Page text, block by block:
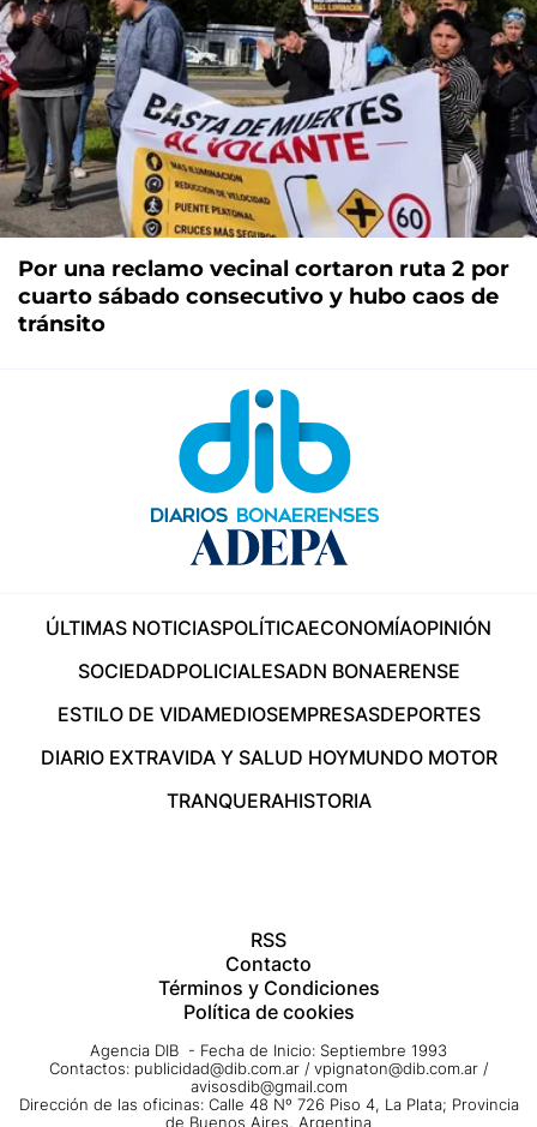
Por una reclamo vecinal cortaron ruta 2 por
cuarto sábado consecutivo y hubo caos de
tránsito
ÚLTIMAS NOTICIASPOLÍTICAECONOMÍAOPINIÓN
SOCIEDADPOLICIALESADN BONAERENSE
ESTILO DE VIDAMEDIOSEMPRESASDEPORTES
DIARIO EXTRAVIDA Y SALUD HOYMUNDO MOTOR
TRANQUERAHISTORIA
RSS
Contacto
Términos y Condiciones
Política de cookies
Agencia DIB - Fecha de Inicio: Septiembre 1993
Contactos: publicidad@dib.com.ar / vpignaton@dib.com.ar /
avisosdib@gmail.com
Dirección de las oficinas: Calle 48 Nº 726 Piso 4, La Plata; Provincia
de Buenos Aires, Argentina